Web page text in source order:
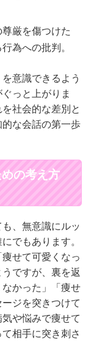
厳を傷つけた
為への批判。
意識できるよう
っと上がりま
社会的な差別と
な会話の第一歩
の考え方
、無意識にルッ
でもあります。
せて可愛くなっ
ですが、裏を返
かった」「痩せ
ジを突きつけて
や悩みで痩せて
相手に突き刺さ